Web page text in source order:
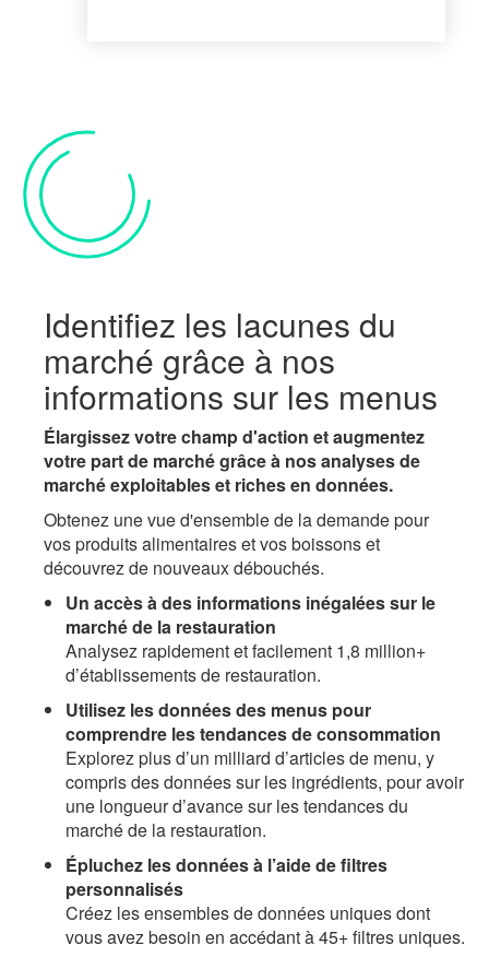
Identifiez les lacunes du
marché grâce à nos
informations sur les menus
Élargissez votre champ d'action et augmentez
votre part de marché grâce à nos analyses de
marché exploitables et riches en données.
Obtenez une vue d'ensemble de la demande pour
vos produits alimentaires et vos boissons et
découvrez de nouveaux débouchés.
Un accès à des informations inégalées sur le
marché de la restauration
Analysez rapidement et facilement 1,8 million+
d’établissements de restauration.
Utilisez les données des menus pour
comprendre les tendances de consommation
Explorez plus d’un milliard d’articles de menu, y
compris des données sur les ingrédients, pour avoir
une longueur d’avance sur les tendances du
marché de la restauration.
Épluchez les données à l’aide de filtres
personnalisés
Créez les ensembles de données uniques dont
vous avez besoin en accédant à 45+ filtres uniques.